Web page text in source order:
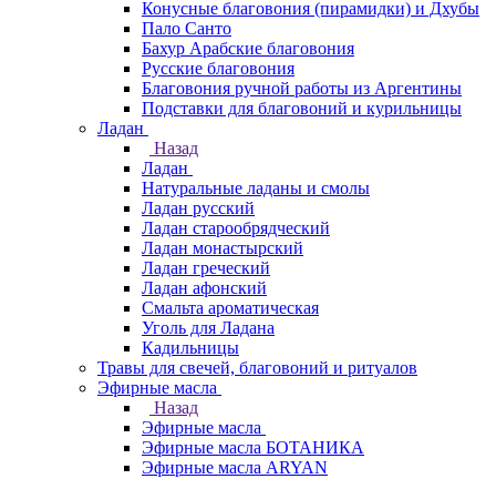
Конусные благовония (пирамидки) и Дхубы
Пало Санто
Бахур Арабские благовония
Русские благовония
Благовония ручной работы из Аргентины
Подставки для благовоний и курильницы
Ладан
Назад
Ладан
Натуральные ладаны и смолы
Ладан русский
Ладан старообрядческий
Ладан монастырский
Ладан греческий
Ладан афонский
Смальта ароматическая
Уголь для Ладана
Кадильницы
Травы для свечей, благовоний и ритуалов
Эфирные масла
Назад
Эфирные масла
Эфирные масла БОТАНИКА
Эфирные масла ARYAN